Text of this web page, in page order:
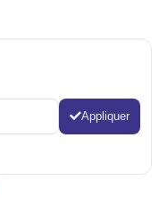
Appliquer